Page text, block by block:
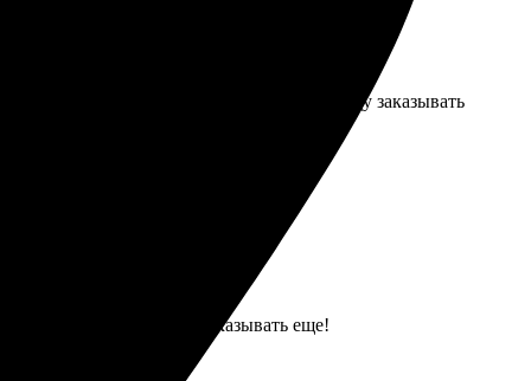
отличное, всё выглядит супер. Буду заказывать
яркие и четкие. Буду заказывать еще!